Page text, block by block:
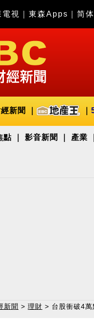
視 東森Apps 简体
新聞
點 影音新聞 產業
新聞 > 理財 > 台股衝破4